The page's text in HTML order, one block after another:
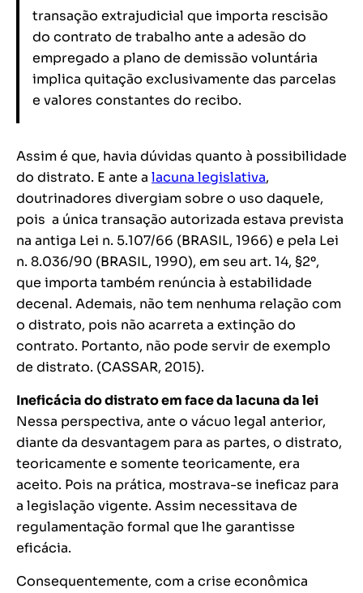
transação extrajudicial que importa rescisão
do contrato de trabalho ante a adesão do
empregado a plano de demissão voluntária
implica quitação exclusivamente das parcelas
e valores constantes do recibo.
Assim é que, havia dúvidas quanto à possibilidade
do distrato. E ante a lacuna legislativa,
doutrinadores divergiam sobre o uso daquele,
pois a única transação autorizada estava prevista
na antiga Lei n. 5.107/66 (BRASIL, 1966) e pela Lei
n. 8.036/90 (BRASIL, 1990), em seu art. 14, §2º,
que importa também renúncia à estabilidade
decenal. Ademais, não tem nenhuma relação com
o distrato, pois não acarreta a extinção do
contrato. Portanto, não pode servir de exemplo
de distrato. (CASSAR, 2015).
Ineficácia do distrato em face da lacuna da lei
Nessa perspectiva, ante o vácuo legal anterior,
diante da desvantagem para as partes, o distrato,
teoricamente e somente teoricamente, era
aceito. Pois na prática, mostrava-se ineficaz para
a legislação vigente. Assim necessitava de
regulamentação formal que lhe garantisse
eficácia.
Consequentemente, com a crise econômica